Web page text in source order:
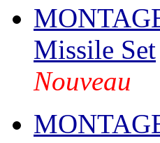
Missile Set
Nouveau